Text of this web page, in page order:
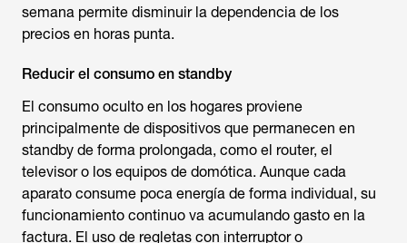
semana permite disminuir la dependencia de los
precios en horas punta.
Reducir el consumo en standby
El consumo oculto en los hogares proviene
principalmente de dispositivos que permanecen en
standby de forma prolongada, como el router, el
televisor o los equipos de domótica. Aunque cada
aparato consume poca energía de forma individual, su
funcionamiento continuo va acumulando gasto en la
factura. El uso de regletas con interruptor o